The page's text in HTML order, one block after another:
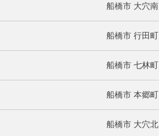
船橋市 大穴南
船橋市 行田町
船橋市 七林町
船橋市 本郷町
船橋市 大穴北